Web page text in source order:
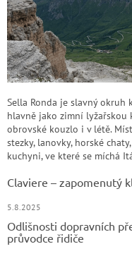
Sella Ronda je slavný okruh
hlavně jako zimní lyžařskou
obrovské kouzlo i v létě.
stezky, lanovky, horské
kuchyni, ve které se míchá
Claviere – zapomenutý
5.8.2025
Odlišnosti dopravních
průvodce řidiče